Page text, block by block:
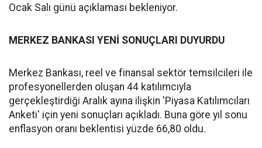
Ocak Salı günü açıklaması bekleniyor.
MERKEZ BANKASI YENİ SONUÇLARI DUYURDU
Merkez Bankası, reel ve finansal sektör temsilcileri ile
profesyonellerden oluşan 44 katılımcıyla
gerçekleştirdiği Aralık ayına ilişkin 'Piyasa Katılımcıları
Anketi' için yeni sonuçları açıkladı. Buna göre yıl sonu
enflasyon oranı beklentisi yüzde 66,80 oldu.